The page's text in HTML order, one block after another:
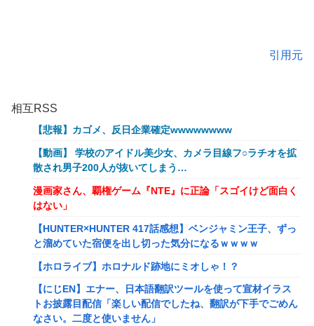
引用元
相互RSS
【悲報】カゴメ、反日企業確定wwwwwwww
【動画】 学校のアイドル美少女、カメラ目線フ○ラチオを拡
散され男子200人が抜いてしまう…
漫画家さん、覇権ゲーム『NTE』に正論「スゴイけど面白く
はない」
【HUNTER×HUNTER 417話感想】ベンジャミン王子、ずっ
と溜めていた宿便を出し切った気分になるｗｗｗｗ
【ホロライブ】ホロナルド跡地にミオしゃ！？
【にじEN】エナー、日本語翻訳ツールを使って宣材イラス
トお披露目配信「楽しい配信でしたね、翻訳が下手でごめん
なさい。二度と使いません」